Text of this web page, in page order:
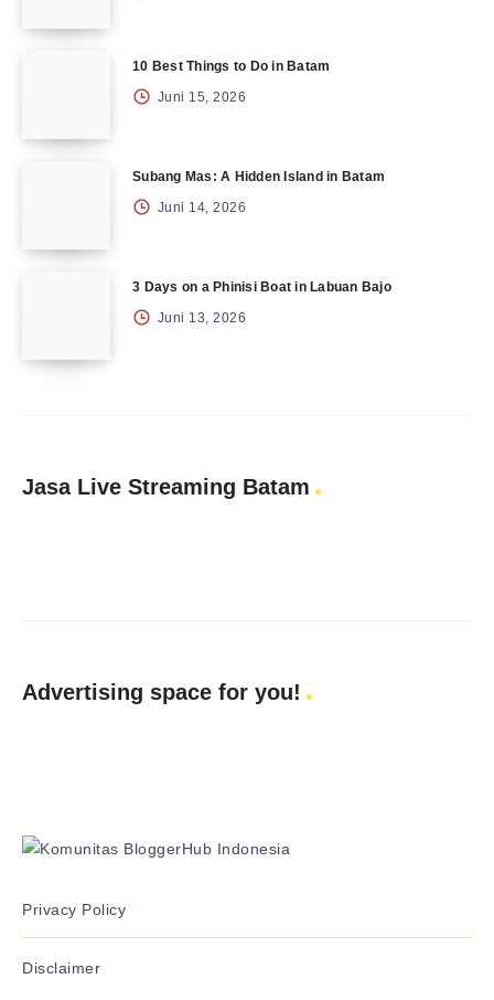
10 Best Things to Do in Batam
Juni 15, 2026
Subang Mas: A Hidden Island in Batam
Juni 14, 2026
3 Days on a Phinisi Boat in Labuan Bajo
Juni 13, 2026
Jasa Live Streaming Batam
Advertising space for you!
Privacy Policy
Disclaimer